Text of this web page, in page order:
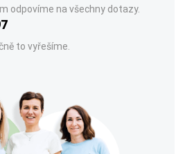
odpovíme na všechny dotazy.
to vyřešíme.